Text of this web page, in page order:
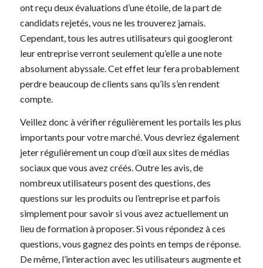
ont reçu deux évaluations d’une étoile, de la part de
candidats rejetés, vous ne les trouverez jamais.
Cependant, tous les autres utilisateurs qui googleront
leur entreprise verront seulement qu’elle a une note
absolument abyssale. Cet effet leur fera probablement
perdre beaucoup de clients sans qu’ils s’en rendent
compte.
Veillez donc à vérifier régulièrement les portails les plus
importants pour votre marché. Vous devriez également
jeter régulièrement un coup d’œil aux sites de médias
sociaux que vous avez créés. Outre les avis, de
nombreux utilisateurs posent des questions, des
questions sur les produits ou l’entreprise et parfois
simplement pour savoir si vous avez actuellement un
lieu de formation à proposer. Si vous répondez à ces
questions, vous gagnez des points en temps de réponse.
De même, l’interaction avec les utilisateurs augmente et